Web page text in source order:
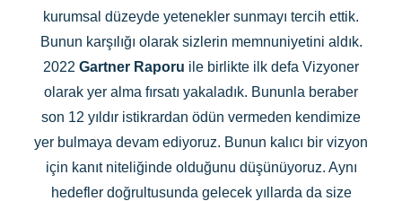
kurumsal düzeyde yetenekler sunmayı tercih ettik.
Bunun karşılığı olarak sizlerin memnuniyetini aldık.
2022 Gartner Raporu ile birlikte ilk defa Vizyoner
olarak yer alma fırsatı yakaladık. Bununla beraber
son 12 yıldır istikrardan ödün vermeden kendimize
yer bulmaya devam ediyoruz. Bunun kalıcı bir vizyon
için kanıt niteliğinde olduğunu düşünüyoruz. Aynı
hedefler doğrultusunda gelecek yıllarda da size